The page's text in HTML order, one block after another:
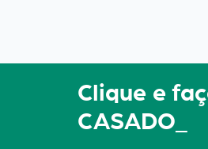
Clique e
CASADO_